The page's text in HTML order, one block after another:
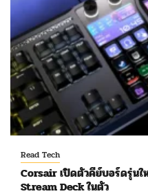
Read Tech
Corsair เปิดตัวคีย์บอร์ดรุ่นใ
Stream Deck ในตัว